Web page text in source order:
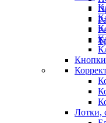
Кнопки
Лотки,